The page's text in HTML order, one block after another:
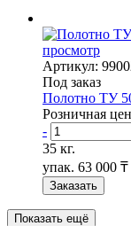
просмотр
Артикул:
Под заказ
Полотно ТУ
Розничная
-
35 кг.
упак. 63 000 ₸
Заказать
Показать ещё